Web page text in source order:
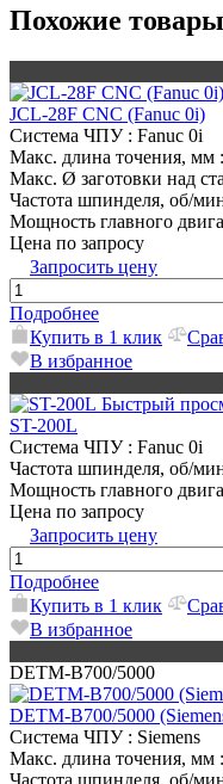
Похожие
JCL-28F CNC (Fanuc 0i)
Система ЧПУ: Fanuc 0i
Макс. длина точения, мм
Макс. Ø заготовки над
Частота шпинделя, об/
Мощность главного
Цена по запросу
Запросить цену
Подробнее
Купить в 1 клик
В избранное
Быстрый
ST-200L
Система ЧПУ: Fanuc 0i
Частота шпинделя, об/
Мощность главного
Цена по запросу
Запросить цену
Подробнее
Купить в 1 клик
В избранное
DETM-B700/5000
DETM-B700/5000
Система ЧПУ: Siemens
Макс. длина точения, мм